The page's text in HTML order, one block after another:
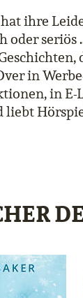
hat ihre
oder seriös
in
in E-
liebt